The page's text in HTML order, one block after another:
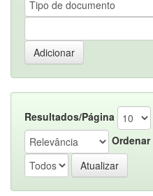
Resultados/Página
Ordenar